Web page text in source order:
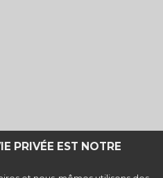
PRIVÉE EST NOTRE
Haut de page